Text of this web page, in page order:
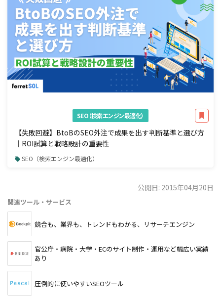
SEO（検索エンジン最適化）
【失敗回避】BtoBのSEO外注で成果を出す判断基準と選び方
｜ROI試算と戦略設計の重要性
SEO（検索エンジン最適化）
公開日: 2015年04月20日
関連ツール・サービス
競合も、業界も、トレンドもわかる、リサーチエンジン
官公庁・病院・大学・ECのサイト制作・運用など幅広い実績
あり
圧倒的に使いやすいSEOツール